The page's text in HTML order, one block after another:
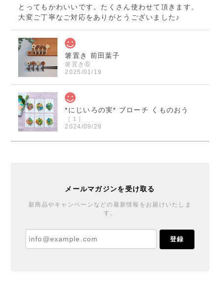
とってもかわいいです。たくさん使わせて頂きます。
大変ご丁寧なご対応をありがとうございました♪
箸置き 前田葉子
箸置き⑥
2025/01/19
*にじいろの実* ブローチ くものおう
［１］
2024/09/29
*にじいろの実* ブローチ くものおう
丁寧で温かい対応と梱包をありがとうございました♪
ブローチもとても可愛くご縁を賜りまして嬉しいで
メールマガジンを受け取る
新商品やキャンペーンなどの最新情報をお届けいたしま
す。
登録